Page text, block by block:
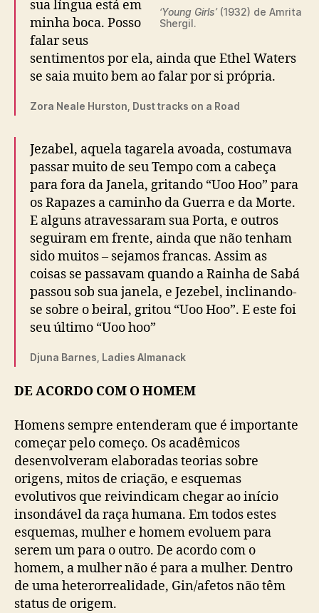
‘Young Girls’(1932) de Amrita
Shergil.
sua língua está em
minha boca. Posso
falar seus
sentimentos por ela, ainda que Ethel Waters
se saia muito bem ao falar por si própria.
Zora Neale Hurston, Dust tracks on a Road
Jezabel, aquela tagarela avoada, costumava
passar muito de seu Tempo com a cabeça
para fora da Janela, gritando “Uoo Hoo” para
os Rapazes a caminho da Guerra e da Morte.
E alguns atravessaram sua Porta, e outros
seguiram em frente, ainda que não tenham
sido muitos – sejamos francas. Assim as
coisas se passavam quando a Rainha de Sabá
passou sob sua janela, e Jezebel, inclinando-
se sobre o beiral, gritou “Uoo Hoo”. E este foi
seu último “Uoo hoo”
Djuna Barnes, Ladies Almanack
DE ACORDO COM O HOMEM
Homens sempre entenderam que é importante
começar pelo começo. Os acadêmicos
desenvolveram elaboradas teorias sobre
origens, mitos de criação, e esquemas
evolutivos que reivindicam chegar ao início
insondável da raça humana. Em todos estes
esquemas, mulher e homem evoluem para
serem um para o outro. De acordo com o
homem, a mulher não é para a mulher. Dentro
de uma heterorrealidade, Gin/afetos não têm
status de origem.